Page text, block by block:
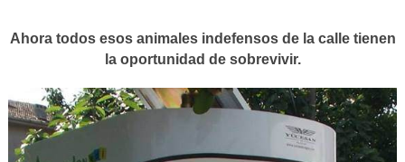
Ahora todos esos animales indefensos de la calle tienen
la oportunidad de sobrevivir.